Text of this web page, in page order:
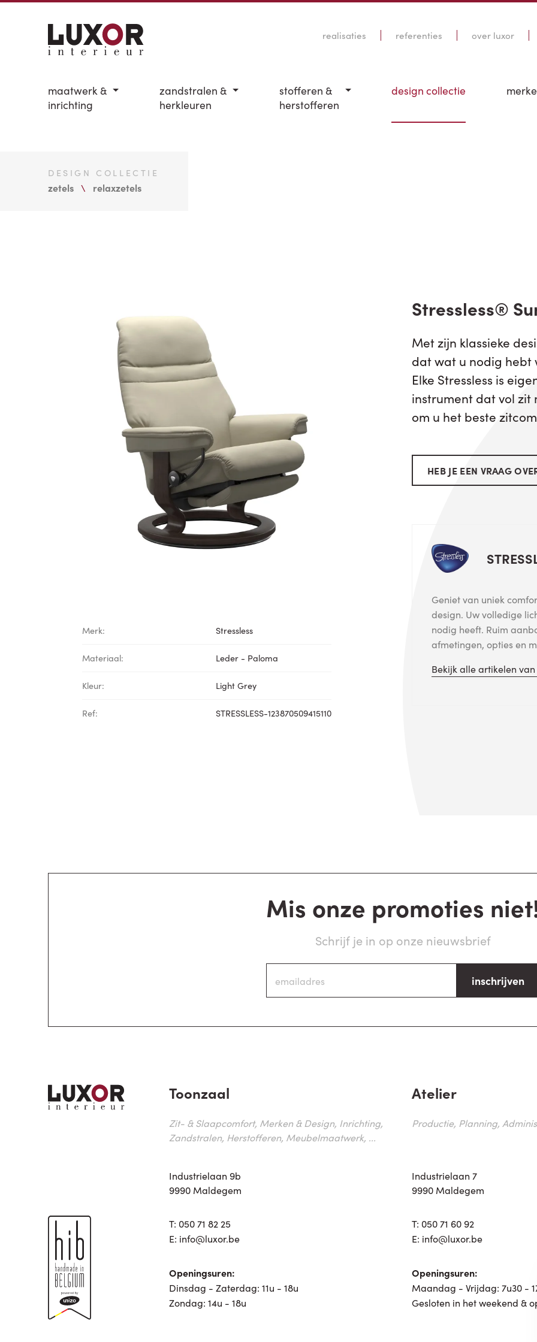
realisaties referenties over luxor
maatwerk &
inrichting
zandstralen &
herkleuren
stofferen &
herstofferen
design collectie
DESIGN COLLECTIE
zetels relaxzetels
Merk: Stressless
Materiaal: Leder - Paloma
Kleur: Light Grey
Ref: STRESSLESS-123870509415110
Stressless®
Met zijn klassieke
dat wat u nodig hebt
Elke Stressless is
instrument dat vol
om u het beste
HEB JE EEN VRAAG
Geniet van uniek
design. Uw volledige
nodig heeft. Ruim
afmetingen, opties en
Bekijk alle artikelen van
Mis onze promoties
Schrijf je in op onze nieuwsbrief
inschrijven
Toonzaal
Zit- & Slaapcomfort, Merken & Design, Inrichting,
Zandstralen, Herstofferen, Meubelmaatwerk, ...
Industrielaan 9b
9990 Maldegem
T: 050 71 82 25
E: info@luxor.be
Openingsuren:
Dinsdag - Zaterdag: 11u - 18u
Zondag: 14u - 18u
Atelier
Productie, Planning,
Industrielaan 7
9990 Maldegem
T: 050 71 60 92
E: info@luxor.be
Openingsuren:
Maandag - Vrijdag: 7u30 -
Gesloten in het weekend &